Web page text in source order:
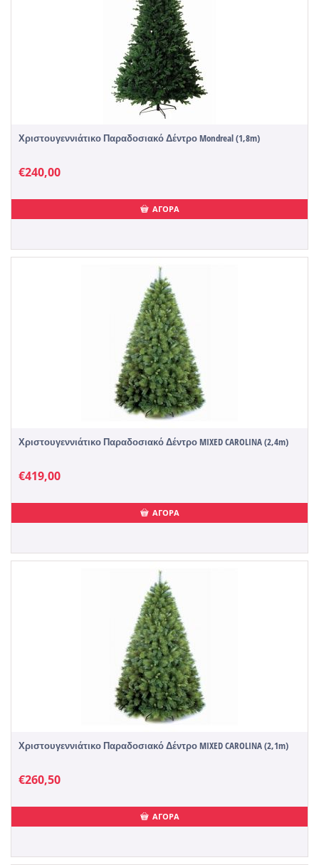
Χριστουγεννιάτικο Παραδοσιακό Δέντρο Mondreal (1,8m)
€240,00
ΑΓΟΡΑ
Χριστουγεννιάτικο Παραδοσιακό Δέντρο MIXED CAROLINA (2,4m)
€419,00
ΑΓΟΡΑ
Χριστουγεννιάτικο Παραδοσιακό Δέντρο MIXED CAROLINA (2,1m)
€260,50
ΑΓΟΡΑ